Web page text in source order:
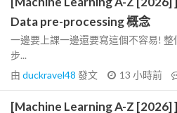
Data pre-processing 概念
一邊要上課一邊還要寫這個不容易!
步...
由 duckravel48 發文 13 小時前
[Machine Learning A-Z [2026]